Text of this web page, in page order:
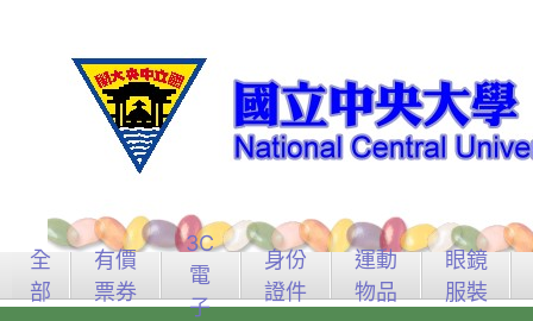
全
部
有價
票券
3C
電
子
身份
證件
運動
物品
眼鏡
服裝